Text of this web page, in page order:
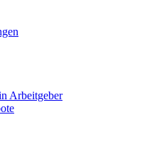
Arbeitgeber